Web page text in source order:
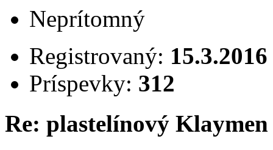
Neprítomný
Registrovaný: 15.3.2016
Príspevky: 312
Re: plastelínový Klaymen